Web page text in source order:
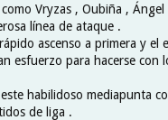
Vryzas , Oubiña , Ángel
línea de ataque .
ascenso a primera y el
esfuerzo para hacerse con
habilidoso mediapunta
de liga .